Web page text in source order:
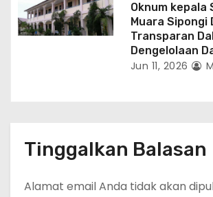
Oknum kepala
Muara Sipongi
Transparan
Dengelolaan
Jun 11, 2026
Tinggalkan Balasan
Alamat email Anda tidak akan